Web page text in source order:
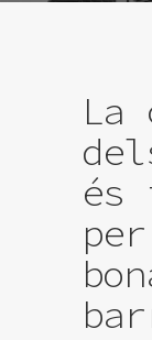
La
és